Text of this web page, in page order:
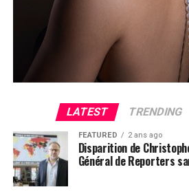
LATEST TRENDING
FEATURED 2 ans ago
Disparition de
Général de Reporters